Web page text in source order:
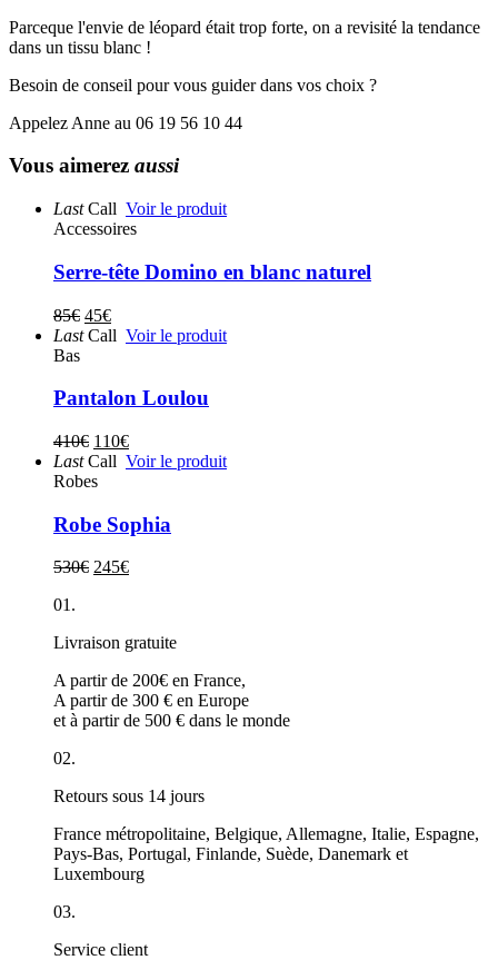
Parceque l'envie de léopard était trop forte, on a revisité la tendance
dans un tissu blanc !
Besoin de conseil pour vous guider dans vos choix ?
Appelez Anne au 06 19 56 10 44
Vous aimerez aussi
LastCall Voir le produit
Accessoires
Serre-tête Domino en blanc naturel
85€ 45€
LastCall Voir le produit
Bas
Pantalon Loulou
410€ 110€
LastCall Voir le produit
Robes
Robe Sophia
530€ 245€
01.
Livraison gratuite
A partir de 200€ en France,
A partir de 300 € en Europe
et à partir de 500 € dans le monde
02.
Retours sous 14 jours
France métropolitaine, Belgique, Allemagne, Italie, Espagne,
Pays-Bas, Portugal, Finlande, Suède, Danemark et
Luxembourg
03.
Service client